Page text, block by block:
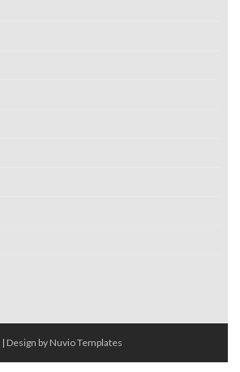
| Design by Nuvio Templates